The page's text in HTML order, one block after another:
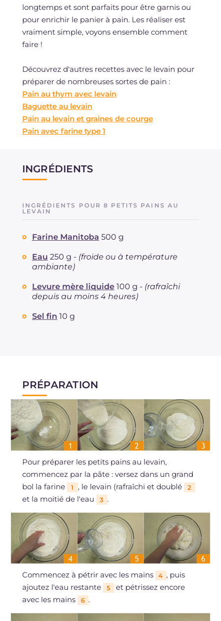
longtemps et sont parfaits pour être garnis ou
pour enrichir le panier à pain. Les réaliser est
vraiment simple, voyons ensemble comment
faire !
Découvrez d'autres recettes avec le levain pour
préparer de nombreuses sortes de pain :
Pain au thym avec levain
Baguette au levain
Pain au levain et graines de courge
Pain avec farine type 1
INGRÉDIENTS
INGRÉDIENTS POUR 8 PETITS PAINS AU
LEVAIN
Farine Manitoba 500 g
Eau 250 g - (froide ou à température
ambiante)
Levure mère liquide 100 g - (rafraîchi
depuis au moins 4 heures)
Sel fin 10 g
PRÉPARATION
Pour préparer les petits pains au levain,
commencez par la pâte : versez dans un grand
bol la farine
1 , le levain (rafraîchi et doublé 2
et la moitié de l'eau 3 .
Commencez à pétrir avec les mains 4 , puis
ajoutez l'eau restante
5
et pétrissez encore
avec les mains
6 .